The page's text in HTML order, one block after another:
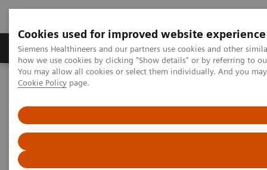
Cookies used for improved website experience
Siemens Healthineers and our partners use cookies and other
how we use cookies by clicking "Show details" or by referring to
You may allow all cookies or select them individually. And you
Cookie Policy page.
Productos y servicios Especialidades clínicas
Home
Diagnóstico médico por imagen
Request Trial License